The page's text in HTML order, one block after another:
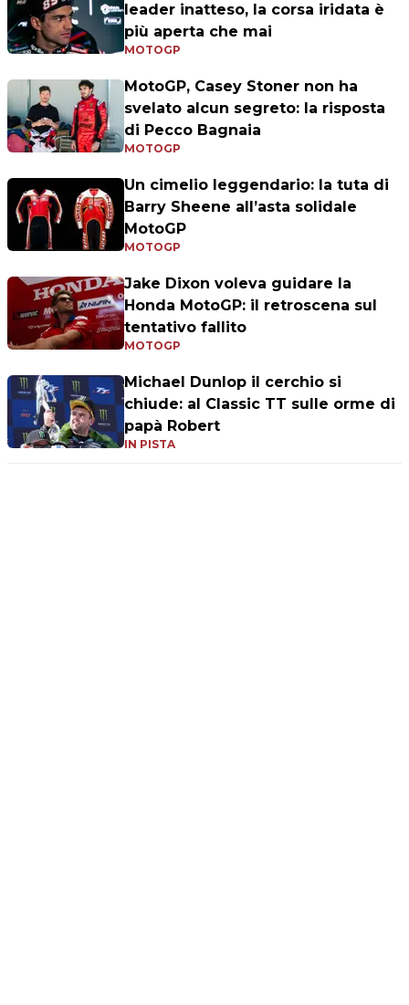
leader inatteso, la corsa iridata è
più aperta che mai
MOTOGP
MotoGP, Casey Stoner non ha
svelato alcun segreto: la risposta
di Pecco Bagnaia
MOTOGP
Un cimelio leggendario: la tuta di
Barry Sheene all’asta solidale
MotoGP
MOTOGP
Jake Dixon voleva guidare la
Honda MotoGP: il retroscena sul
tentativo fallito
MOTOGP
Michael Dunlop il cerchio si
chiude: al Classic TT sulle orme di
papà Robert
IN PISTA